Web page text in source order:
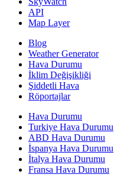
API
Map Layer
Blog
Weather Generator
Hava Durumu
İklim Değişikliği
Şiddetli Hava
Röportajlar
Hava Durumu
Turkiye Hava Durumu
ABD Hava Durumu
İspanya Hava Durumu
İtalya Hava Durumu
Fransa Hava Durumu